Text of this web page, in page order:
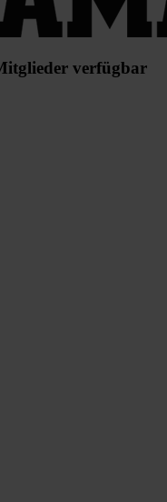
verfügbar